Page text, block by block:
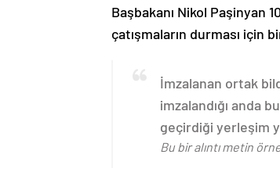
Başbakanı Nikol Paşinyan
çatışmaların durması için
İmzalanan ortak
imzalandığı anda
geçirdiği yerleşim
Bu bir alıntı metin